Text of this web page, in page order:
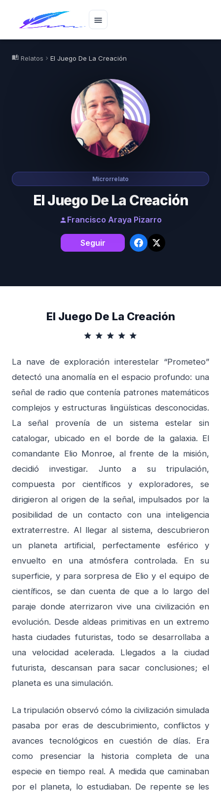
menu
auto_stories Relatos chevron_right El Juego De La Creación
Microrrelato
El Juego De La Creación
personFrancisco Araya Pizarro
Seguir
El Juego De La Creación
star star star star star
La nave de exploración interestelar “Prometeo”
detectó una anomalía en el espacio profundo: una
señal de radio que contenía patrones matemáticos
complejos y estructuras lingüísticas desconocidas.
La señal provenía de un sistema estelar sin
catalogar, ubicado en el borde de la galaxia. El
comandante Elio Monroe, al frente de la misión,
decidió investigar. Junto a su tripulación,
compuesta por científicos y exploradores, se
dirigieron al origen de la señal, impulsados por la
posibilidad de un contacto con una inteligencia
extraterrestre. Al llegar al sistema, descubrieron
un planeta artificial, perfectamente esférico y
envuelto en una atmósfera controlada. En su
superficie, y para sorpresa de Elio y el equipo de
científicos, se dan cuenta de que a lo largo del
paraje donde aterrizaron vive una civilización en
evolución. Desde aldeas primitivas en un extremo
hasta ciudades futuristas, todo se desarrollaba a
una velocidad acelerada. Llegados a la ciudad
futurista, descansan para sacar conclusiones; el
planeta es una simulación.
La tripulación observó cómo la civilización simulada
pasaba por eras de descubrimiento, conflictos y
avances tecnológicos en cuestión de días. Era
como presenciar la historia completa de una
especie en tiempo real. A medida que caminaban
por el planeta, lo estudiaban. De repente se les